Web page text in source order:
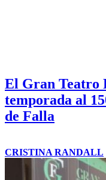
El Gran Teatro
temporada al
de Falla
CRISTINA RANDALL